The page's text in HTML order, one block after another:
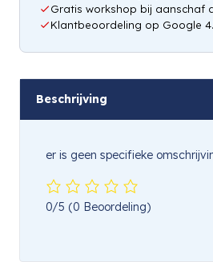
Gratis workshop bij aanschaf
Klantbeoordeling op Google
Beschrijving
er is geen specifieke
0/5 (0 Beoordeling)